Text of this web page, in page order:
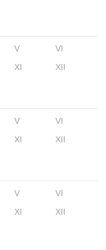
V
VI
XI XII
V
VI
XI XII
V
VI
XI XII